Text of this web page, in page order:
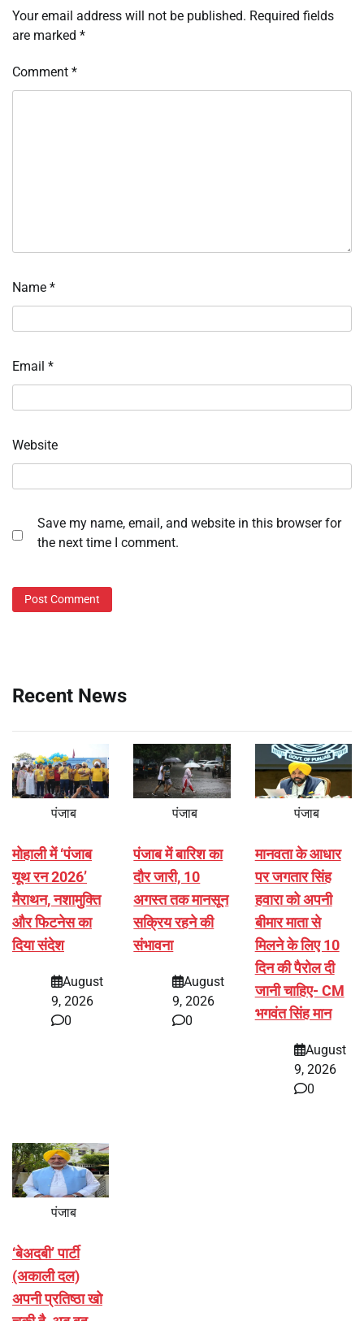
Your email address will not be published. Required fields
are marked *
Comment *
Name *
Email *
Website
Save my name, email, and website in this browser for
the next time I comment.
Recent News
पंजाब
मोहाली में ‘पंजाब
यूथ रन 2026’
मैराथन, नशामुक्ति
और फिटनेस का
दिया संदेश
August
9, 2026
0
पंजाब
पंजाब में बारिश का
दौर जारी, 10
अगस्त तक मानसून
सक्रिय रहने की
संभावना
August
9, 2026
0
पंजाब
मानवता के आधार
पर जगतार सिंह
हवारा को अपनी
बीमार माता से
मिलने के लिए 10
दिन की पैरोल दी
जानी चाहिए- CM
भगवंत सिंह मान
August
9, 2026
0
पंजाब
‘बेअदबी’ पार्टी
(अकाली दल)
अपनी प्रतिष्ठा खो